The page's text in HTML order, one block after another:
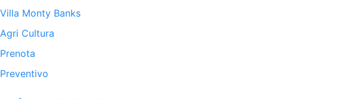
Villa Monty Banks
Agri Cultura
Prenota
Preventivo